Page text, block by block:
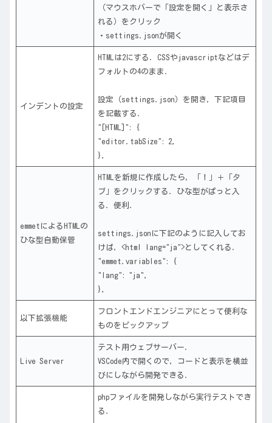
（マウスホバーで「設定を開く」と表示さ
れる）をクリック
・settings.jsonが開く
インデントの設定
HTMLは2にする．CSSやjavascriptなどはデ
フォルトの4のまま．
設定（settings.json）を開き，下記項目
を記載する．
"[HTML]": {
"editor.tabSize": 2,
},
emmetによるHTMLの
ひな型自動保管
HTMLを新規に作成したら，「！」＋「タ
ブ」をクリックする．ひな型がぱっと入
る．便利．
settings.jsonに下記のように記入してお
けば，<html lang="ja">としてくれる．
"emmet.variables": {
"lang": "ja",
},
以下拡張機能
フロントエンドエンジニアにとって便利な
ものをピックアップ
Live Server
テスト用ウェブサーバー．
VSCode内で開くので，コードと表示を横並
びにしながら開発できる．
phpファイルを開発しながら実行テストでき
る．